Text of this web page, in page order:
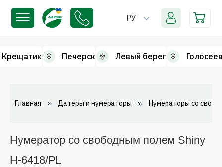
РУ
Крещатик Печерск Левый берег
Главная Датеры и нумераторы Нумераторы со
Нумератор со свободным полем Shiny
Н-6418/PL